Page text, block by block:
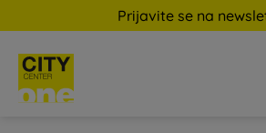
Prijavite se na